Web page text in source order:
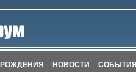
НОВОСТИ СОБЫТИЯ